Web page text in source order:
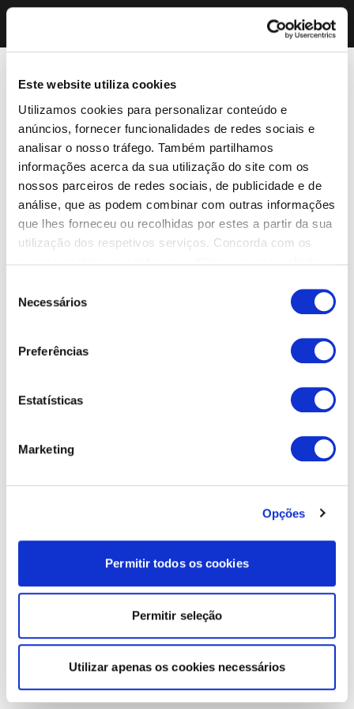
Este website utiliza cookies
Utilizamos cookies para personalizar conteúdo e
anúncios, fornecer funcionalidades de redes sociais e
analisar o nosso tráfego. Também partilhamos
informações acerca da sua utilização do site com os
nossos parceiros de redes sociais, de publicidade e de
análise, que as podem combinar com outras informações
que lhes forneceu ou recolhidas por estes a partir da sua
utilização dos respetivos serviços. Concorda com os
Necessários
Preferências
Estatísticas
Marketing
Opções
Permitir todos os cookies
Permitir seleção
Utilizar apenas os cookies necessários